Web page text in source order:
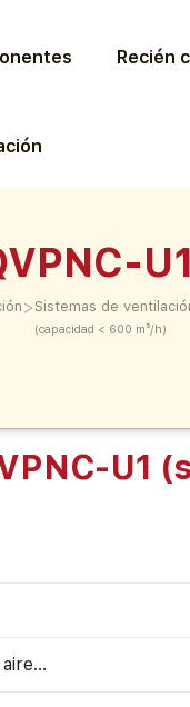
Recién
> Sistemas de
(capacidad < 600 m³/h)
U1